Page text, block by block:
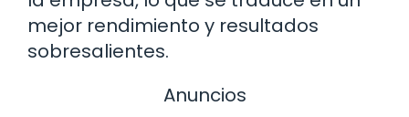
mejor rendimiento y resultados
sobresalientes.
Anuncios